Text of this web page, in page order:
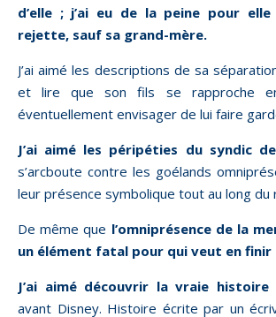
d’elle ; j’ai eu de la peine pour
rejette, sauf sa grand-mère.
J’ai aimé les descriptions de sa
et lire que son fils se rapproche
éventuellement envisager de lui faire
J’ai aimé les péripéties du syndic de
s’arcboute contre les goélands
leur présence symbolique tout au long du
De même que l’omniprésence de la
un élément fatal pour qui veut en finir
J’ai aimé découvrir la vraie histoire
avant Disney. Histoire écrite par un